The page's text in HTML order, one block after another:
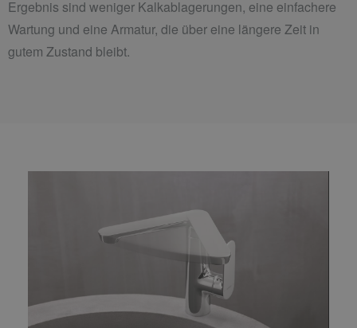
Ergebnis sind weniger Kalkablagerungen, eine einfachere
Wartung und eine Armatur, die über eine längere Zeit in
gutem Zustand bleibt.